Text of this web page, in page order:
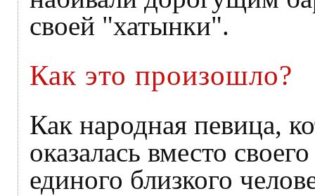
своей "хатынки".
Как это произошло?
Как народная певица,
оказалась вместо
единого близкого